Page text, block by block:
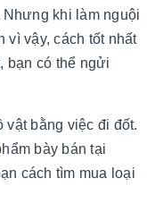
khi làm nguội
vì vậy, cách tốt nhất
bạn có thể ngửi
vật bằng việc đi đốt.
bày bán tại
cách tìm mua loại